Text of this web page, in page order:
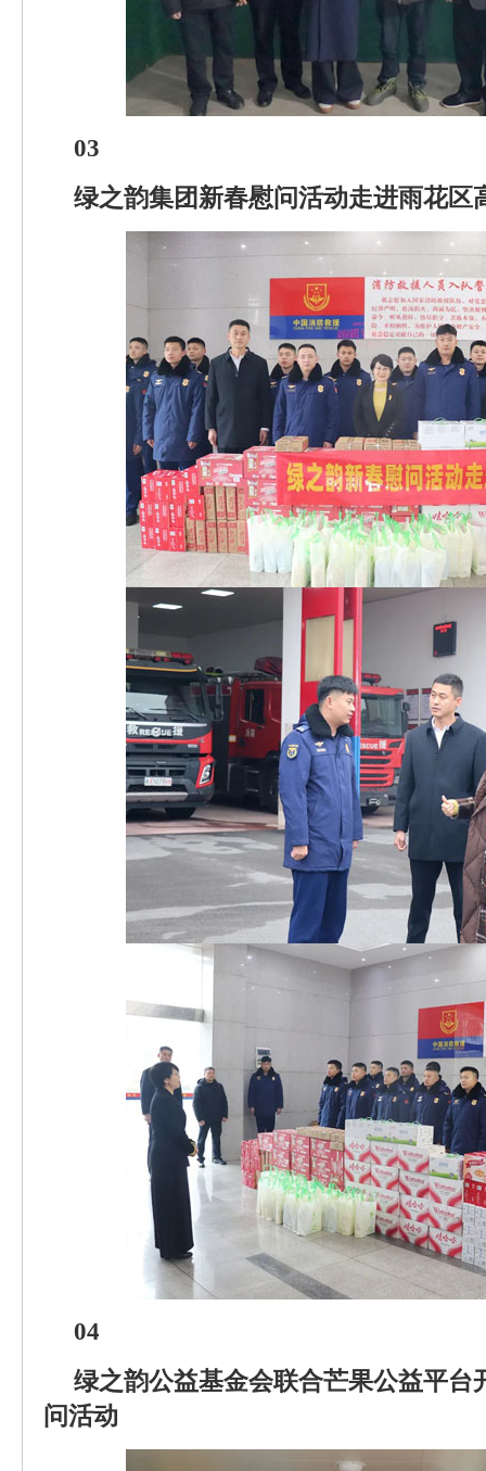
03
绿之韵集团新春慰问活动走进雨花区
04
绿之韵公益基金会联合芒果公益平台
问活动